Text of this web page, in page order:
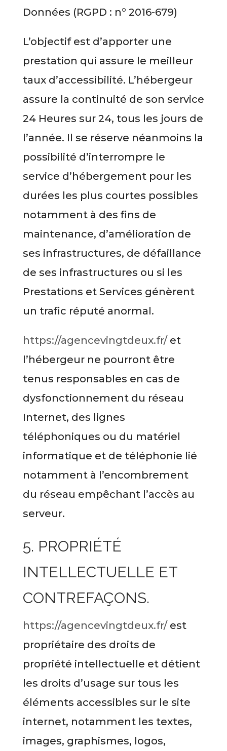
Données (RGPD : n° 2016-679)
L’objectif est d’apporter une
prestation qui assure le meilleur
taux d’accessibilité. L’hébergeur
assure la continuité de son service
24 Heures sur 24, tous les jours de
l’année. Il se réserve néanmoins la
possibilité d’interrompre le
service d’hébergement pour les
durées les plus courtes possibles
notamment à des fins de
maintenance, d’amélioration de
ses infrastructures, de défaillance
de ses infrastructures ou si les
Prestations et Services génèrent
un trafic réputé anormal.
https://agencevingtdeux.fr/et
l’hébergeur ne pourront être
tenus responsables en cas de
dysfonctionnement du réseau
Internet, des lignes
téléphoniques ou du matériel
informatique et de téléphonie lié
notamment à l’encombrement
du réseau empêchant l’accès au
serveur.
5. PROPRIÉTÉ
INTELLECTUELLE ET
CONTREFAÇONS.
https://agencevingtdeux.fr/est
propriétaire des droits de
propriété intellectuelle et détient
les droits d’usage sur tous les
éléments accessibles sur le site
internet, notamment les textes,
images, graphismes, logos,